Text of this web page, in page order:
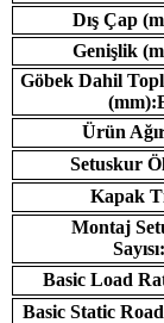
Dış Çap
Genişlik
Göbek Dahil
Ürün
Setuskur
Kapak
Montaj
Sayısı:
Basic Load
Basic Static